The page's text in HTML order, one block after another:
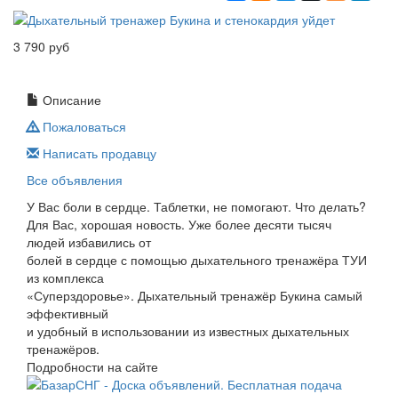
3 790 руб
Описание
Пожаловаться
Написать продавцу
Все объявления
У Вас боли в сердце. Таблетки, не помогают. Что делать?
Для Вас, хорошая новость. Уже более десяти тысяч
людей избавились от
болей в сердце с помощью дыхательного тренажёра ТУИ
из комплекса
«Суперздоровье». Дыхательный тренажёр Букина самый
эффективный
и удобный в использовании из известных дыхательных
тренажёров.
Подробности на сайте